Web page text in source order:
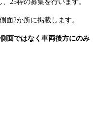
25枠の募集を行います。
面2か所に掲載します。
面ではなく車両後方にのみ